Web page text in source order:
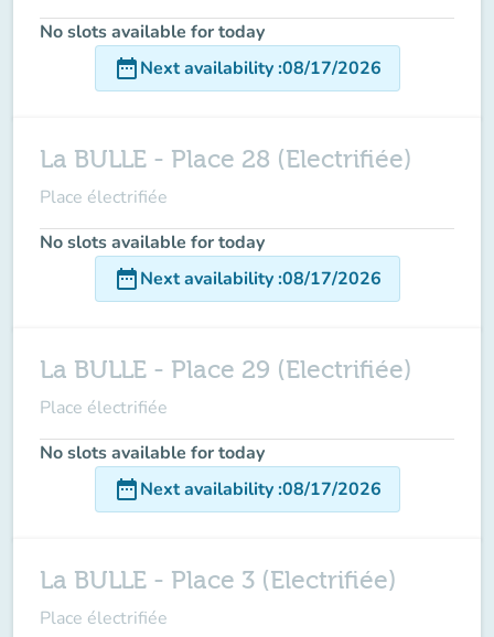
No slots available for today
date_rangeNext availability:08/17/2026
La BULLE - Place 28 (Electrifiée)
Place électrifiée
No slots available for today
date_rangeNext availability:08/17/2026
La BULLE - Place 29 (Electrifiée)
Place électrifiée
No slots available for today
date_rangeNext availability:08/17/2026
La BULLE - Place 3 (Electrifiée)
Place électrifiée